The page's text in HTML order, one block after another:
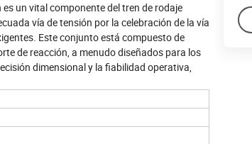
un vital componente del tren de rodaje
vía de tensión por la celebración de la vía
Este conjunto está compuesto de
de reacción, a menudo diseñados para los
dimensional y la fiabilidad operativa,